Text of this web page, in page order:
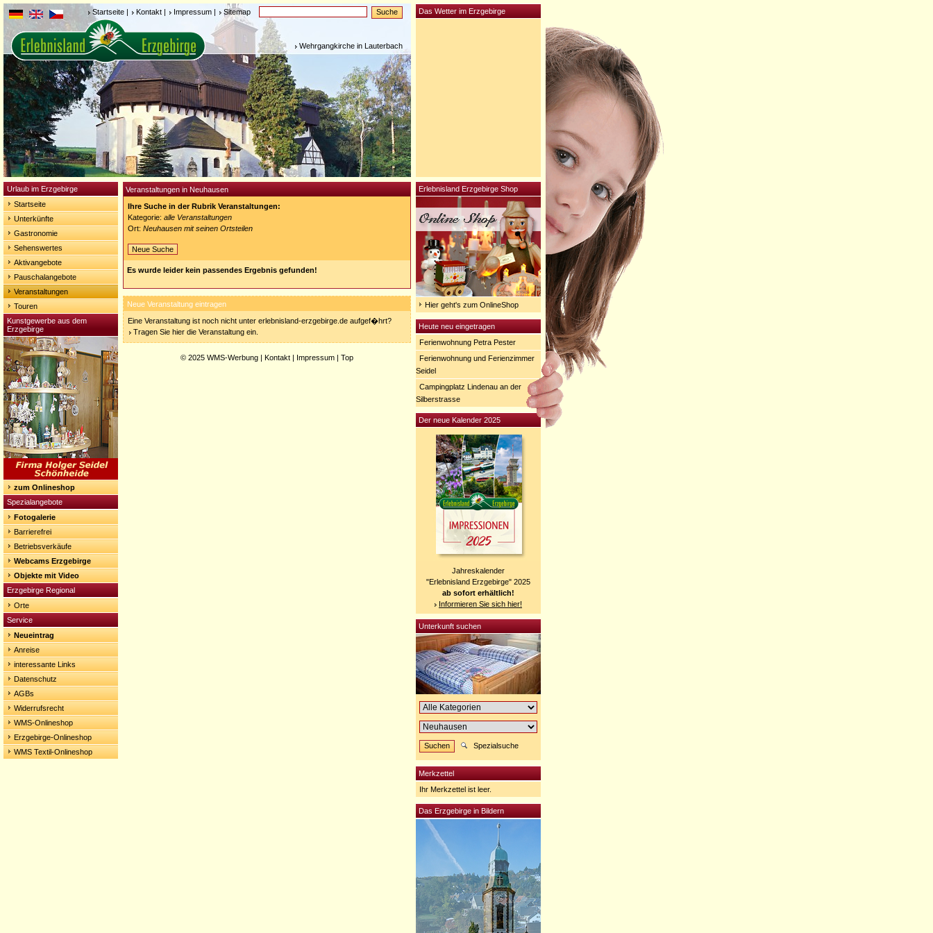
Startseite | Kontakt | Impressum | Sitemap
Wehrgangkirche in Lauterbach
Urlaub im Erzgebirge
Startseite
Unterkünfte
Gastronomie
Sehenswertes
Aktivangebote
Pauschalangebote
Veranstaltungen
Touren
Kunstgewerbe aus dem
Erzgebirge
zum Onlineshop
Spezialangebote
Fotogalerie
Barrierefrei
Betriebsverkäufe
Webcams Erzgebirge
Objekte mit Video
Erzgebirge Regional
Orte
Service
Neueintrag
Anreise
interessante Links
Datenschutz
AGBs
Widerrufsrecht
WMS-Onlineshop
Erzgebirge-Onlineshop
WMS Textil-Onlineshop
Veranstaltungen in Neuhausen
Ihre Suche in der Rubrik Veranstaltungen:
Kategorie: alle Veranstaltungen
Ort: Neuhausen mit seinen Ortsteilen
Neue Suche
Es wurde leider kein passendes Ergebnis gefunden!
Neue Veranstaltung eintragen
Eine Veranstaltung ist noch nicht unter erlebnisland-erzgebirge.de aufgef�hrt?
Tragen Sie hier die Veranstaltung ein.
© 2025 WMS-Werbung | Kontakt | Impressum | Top
Erlebnisland Erzgebirge Shop
Hier geht's zum OnlineShop
Heute neu eingetragen
Ferienwohnung Petra Pester
Ferienwohnung und Ferienzimmer
Seidel
Campingplatz Lindenau an der
Silberstrasse
Der neue Kalender 2025
Jahreskalender
"Erlebnisland Erzgebirge" 2025
ab sofort erhältlich!
Informieren Sie sich hier!
Unterkunft suchen
Spezialsuche
Merkzettel
Ihr Merkzettel ist leer.
Das Erzgebirge in Bildern
Das Wetter im Erzgebirge